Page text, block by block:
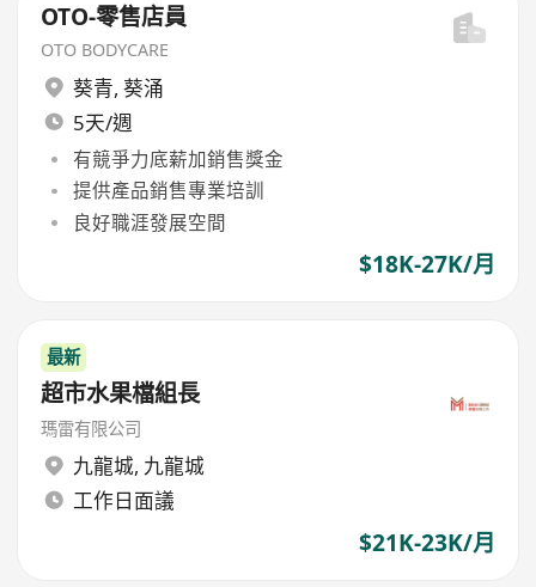
OTO-零售店員
OTO BODYCARE
葵青, 葵涌
5天/週
有競爭力底薪加銷售獎金
提供產品銷售專業培訓
良好職涯發展空間
$18K-27K/月
最新
超市水果檔組長
瑪雷有限公司
九龍城, 九龍城
工作日面議
$21K-23K/月